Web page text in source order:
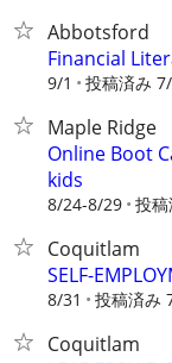
Abbotsford
Financial
9/1 投稿済み
Maple Ridge
Online Boot
kids
8/24-8/29 投
Coquitlam
SELF-
8/31 投稿済み
Coquitlam